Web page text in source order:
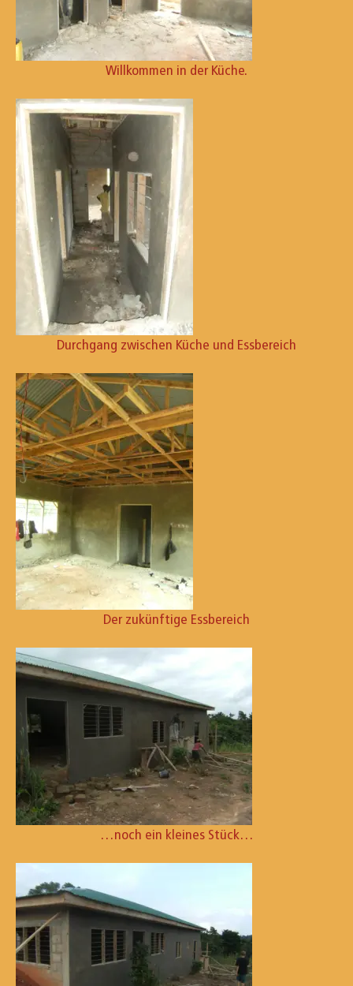
Willkommen in der Küche.
Durchgang zwischen Küche und Essbereich
Der zukünftige Essbereich
…noch ein kleines Stück…